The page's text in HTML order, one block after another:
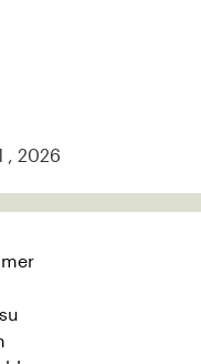
, 2026